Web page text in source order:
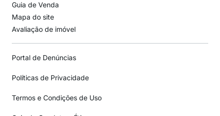
Guia de Venda
Mapa do site
Avaliação de imóvel
Portal de Denúncias
Políticas de Privacidade
Termos e Condições de Uso